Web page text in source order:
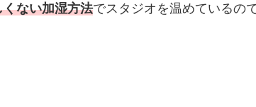
くない加湿方法でスタジオを温めているの